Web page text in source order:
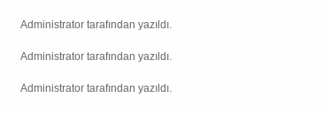
Administrator tarafından yazıldı.
Administrator tarafından yazıldı.
Administrator tarafından yazıldı.